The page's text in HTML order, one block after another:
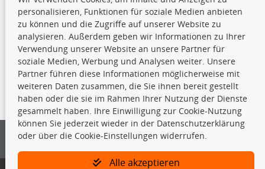
TecDoc Inside
Die hier angezeigten Daten insbesondere die gesamte Datenbank dürfen
nicht kopiert werden.
Es ist zu unterlassen, die Daten oder die gesamte Datenbank ohne
vorherige Zustimmung von TecDoc zu vervielfältigen, zu verbreiten
und/oder diese Handlungen durch Dritte ausführen zu lassen. Ein
Bitte prüfen Sie, ob das über unseren Onlineshop identifizierte Ersatzteil
personalisieren, Funktionen für soziale Medien anbieten
zu können und die Zugriffe auf unserer Website zu
analysieren. Außerdem geben wir Informationen zu Ihrer
Verwendung unserer Website an unsere Partner für
soziale Medien, Werbung und Analysen weiter. Unsere
Partner führen diese Informationen möglicherweise mit
weiteren Daten zusammen, die Sie ihnen bereit gestellt
haben oder die sie im Rahmen Ihrer Nutzung der Dienste
gesammelt haben. Ihre Einwilligung zur Cookie-Nutzung
können Sie jederzeit wieder in der Datenschutzerklärung
oder über die Cookie-Einstellungen widerrufen.
Alle akzeptieren